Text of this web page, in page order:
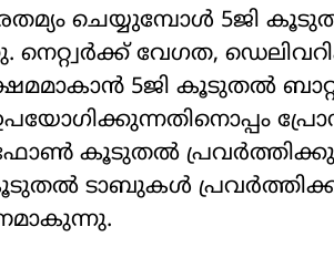
ചെയ്യുമ്പോള്‍ 5ജി
വേഗത,
5ജി കൂടുതല്‍
ഫോണ്‍ കൂടുതല്‍
ടാബുകള്‍